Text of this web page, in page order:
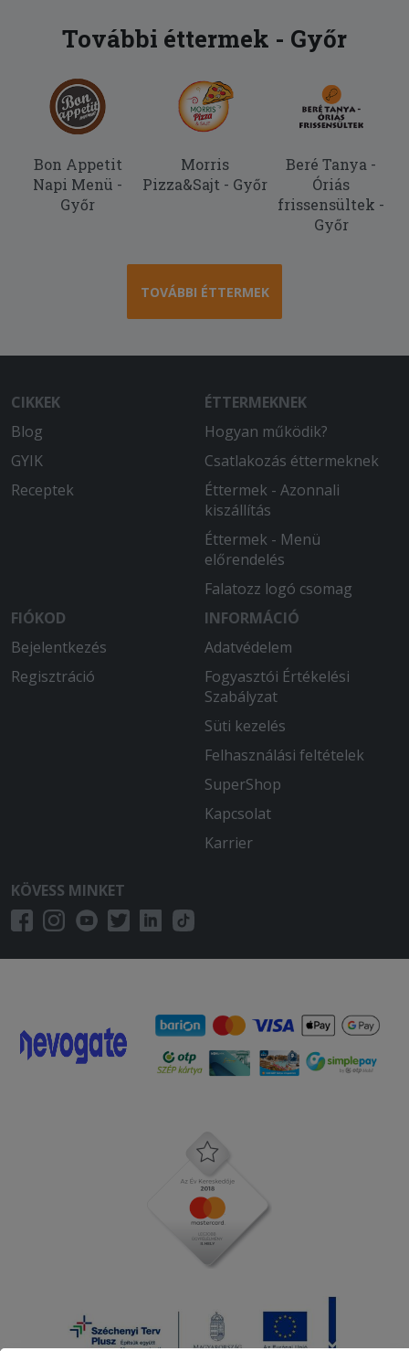
További éttermek - Győr
Bon Appetit
Napi Menü -
Győr
Morris
Pizza&Sajt - Győr
Beré Tanya -
Óriás
frissensültek -
Győr
TOVÁBBI ÉTTERMEK
CIKKEK
Blog
GYIK
Receptek
ÉTTERMEKNEK
Hogyan működik?
Csatlakozás éttermeknek
Éttermek - Azonnali
kiszállítás
Éttermek - Menü
előrendelés
Falatozz logó csomag
FIÓKOD
Bejelentkezés
Regisztráció
INFORMÁCIÓ
Adatvédelem
Fogyasztói Értékelési
Szabályzat
Süti kezelés
Felhasználási feltételek
SuperShop
Kapcsolat
Karrier
KÖVESS MINKET